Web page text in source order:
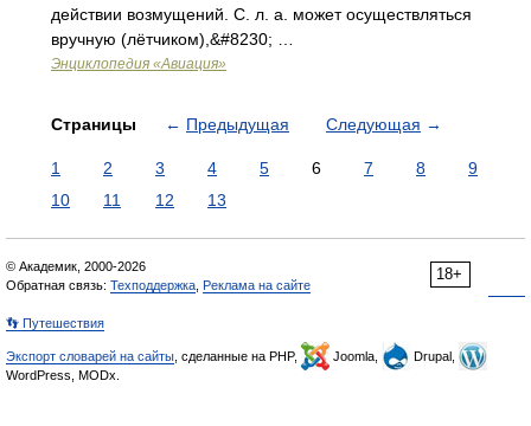
действии возмущений. С. л. а. может осуществляться
вручную (лётчиком),&#8230; …
Энциклопедия «Авиация»
Страницы ← Предыдущая Следующая →
1 2 3 4 5 6 7 8
9
10
11 12 13
18+
© Академик, 2000-2026
Обратная связь: Техподдержка Реклама на сайте
👣 Путешествия
Экспорт словарей на сайты , сделанные на PHP, Joomla,
Drupal,
WordPress, MODx.